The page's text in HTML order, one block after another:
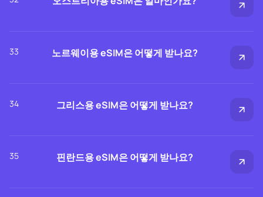
33 노르웨이용 eSIM은 어떻게 받나요?
34 그리스용 eSIM은 어떻게 받나요?
35 핀란드용 eSIM은 어떻게 받나요?